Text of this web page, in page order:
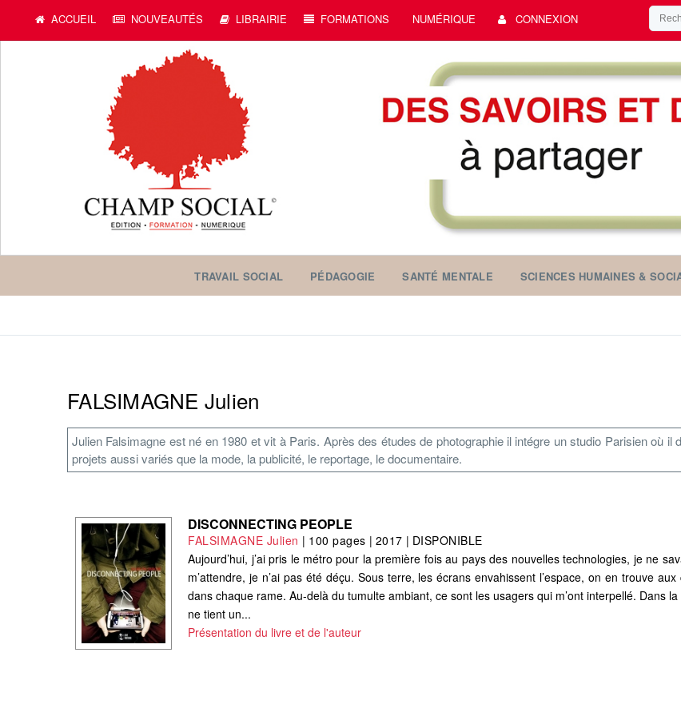
ACCUEIL NOUVEAUTÉS LIBRAIRIE FORMATIONS NUMÉRIQUE CONNEXION
TRAVAIL SOCIAL PÉDAGOGIE SANTÉ MENTALE SCIENCES HUMAINES &
FALSIMAGNE Julien
Julien Falsimagne est né en 1980 et vit à Paris. Après des études de photographie il intégre un studio Parisien où
projets aussi variés que la mode, la publicité, le reportage, le documentaire.
DISCONNECTING PEOPLE
FALSIMAGNE Julien | 100 pages | 2017 | DISPONIBLE
Aujourd’hui, j’ai pris le métro pour la première fois au pays des nouvelles technologies, je ne
m’attendre, je n’ai pas été déçu. Sous terre, les écrans envahissent l’espace, on en trouve
dans chaque rame. Au-delà du tumulte ambiant, ce sont les usagers qui m’ont interpellé. Dans
ne tient un...
Présentation du livre et de l'auteur